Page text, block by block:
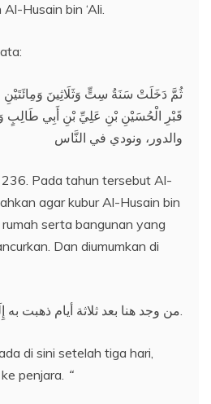
Husain bin ‘Ali.
ثُمَّ دَخَلَتْ سَنَةُ سِتٍّ وَثَلَاثِينَ وَمِائَتَيْنِ
قَبْرِ الْحُسَيْنِ بْنِ عَلِيِّ بْنِ أَبِي طَالِبٍ
والدور، ونودي في النَّاس
Pada tahun tersebut Al-
agar kubur Al-Husain bin
rumah serta bangunan yang
Dan diumumkan di
من وجد هنا بعد ثلاثة أيام ذهبت به إِلَى الْمُطْبِقِ.
di sini setelah tiga hari,
penjara. “